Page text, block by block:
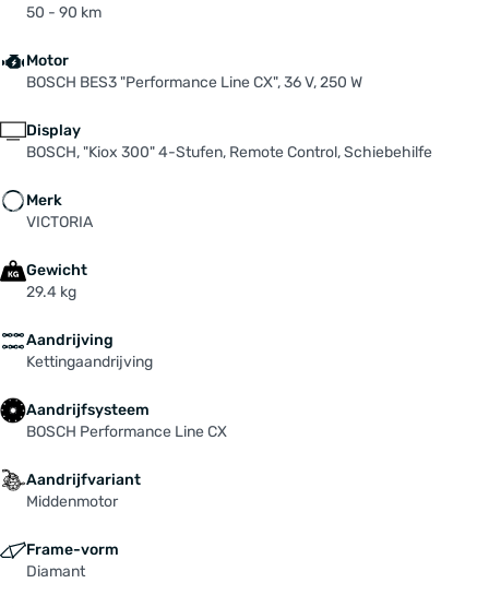
50 - 90 km
Motor
BOSCH BES3 "Performance Line CX", 36 V, 250 W
Display
BOSCH, "Kiox 300" 4-Stufen, Remote Control, Schiebehilfe
Merk
VICTORIA
Gewicht
29.4 kg
Aandrijving
Kettingaandrijving
Aandrijfsysteem
BOSCH Performance Line CX
Aandrijfvariant
Middenmotor
Frame-vorm
Diamant